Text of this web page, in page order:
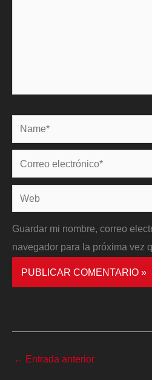
Name*
Correo
electrónico*
Web
Guardar mi nombre, correo
navegador para la próxima vez
← Entrada anterior